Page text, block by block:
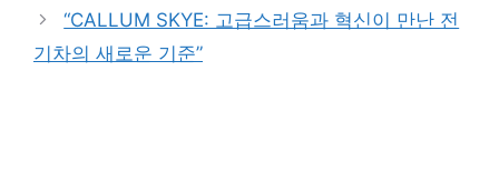
“CALLUM SKYE: 고급스러움과 혁신이 만난 전
기차의 새로운 기준”